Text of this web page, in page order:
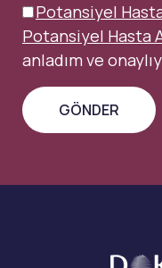
Potansiyel
Potansiyel Hasta
anladım ve